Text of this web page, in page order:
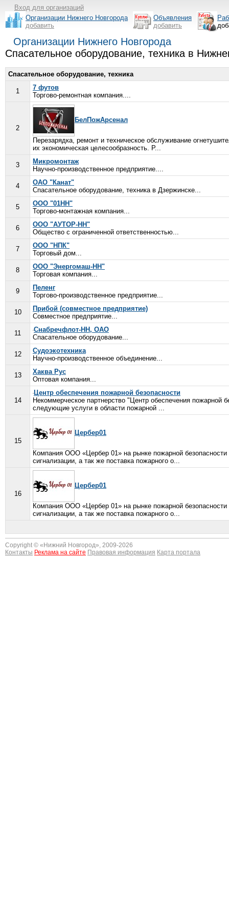
Вход для организаций
Организации Нижнего Новгорода
добавить
Объявления
добавить
Организации Нижнего Новгорода
Спасательное оборудование, техника в
Спасательное оборудование, техника
1
7 футов
Торгово-ремонтная компания....
2
БелПожАрсенал
Перезарядка, ремонт и техническое обслуживание
их экономическая целесообразность. Р...
3
Микромонтаж
Научно-производственное предприятие....
4
ОАО "Канат"
Спасательное оборудование, техника в Дзержинске...
5
ООО "01НН"
Торгово-монтажная компания...
6
ООО "АУТОР-НН"
Общество с ограниченной ответственностью...
7
ООО "НПК"
Торговый дом...
8
ООО "Энергомаш-НН"
Торговая компания...
9
Пеленг
Торгово-производственное предприятие...
10
Прибой (совместное предприятие)
Совместное предприятие...
11
Снабречфлот-НН, ОАО
Спасательное оборудование...
12
Судоэкотехника
Научно-производственное объединение...
13
Хаква Рус
Оптовая компания...
14
Центр обеспечения пожарной безопасности
Некоммерческое партнерство "Центр обеспечения пожарной
следующие услуги в области пожарной ...
15
Цербер01
Компания ООО «Цербер 01» на рынке пожарной
сигнализации, а так же поставка пожарного о...
16
Цербер01
Компания ООО «Цербер 01» на рынке пожарной
сигнализации, а так же поставка пожарного о...
Copyright © « Нижний Новгород», 2009-2026
Контакты Реклама на сайте Правовая информация Карта портала